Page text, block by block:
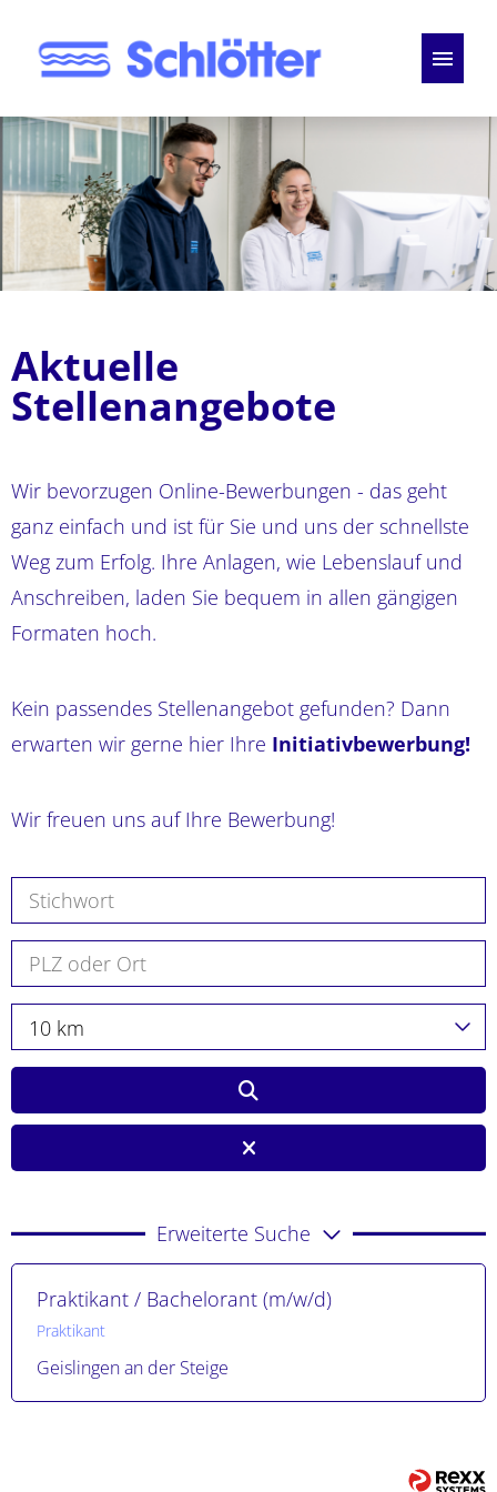
Deutsch Englisch
Stellenangebote
Perspektiven
FAQ
Aktuelle
Stellenangebote
Wir bevorzugen Online-Bewerbungen - das geht
ganz einfach und ist für Sie und uns der schnellste
Weg zum Erfolg. Ihre Anlagen, wie Lebenslauf und
Anschreiben, laden Sie bequem in allen gängigen
Formaten hoch.
Kein passendes Stellenangebot gefunden? Dann
erwarten wir gerne hier Ihre Initiativbewerbung!
Wir freuen uns auf Ihre Bewerbung!
10 km
Erweiterte Suche
Praktikant / Bachelorant (m/w/d)
Praktikant
Geislingen an der Steige